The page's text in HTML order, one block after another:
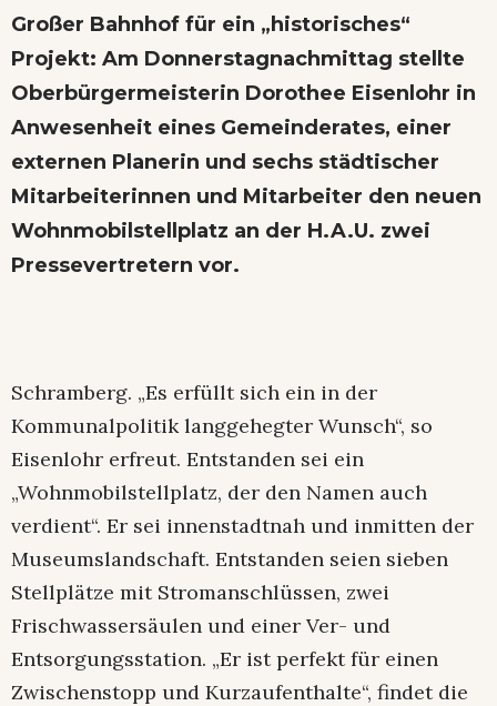
Großer Bahnhof für ein „historisches“
Projekt: Am Donnerstagnachmittag stellte
Oberbürgermeisterin Dorothee Eisenlohr in
Anwesenheit eines Gemeinderates, einer
externen Planerin und sechs städtischer
Mitarbeiterinnen und Mitarbeiter den neuen
Wohnmobilstellplatz an der H.A.U. zwei
Pressevertretern vor.
Schramberg. „Es erfüllt sich ein in der
Kommunalpolitik langgehegter Wunsch“, so
Eisenlohr erfreut. Entstanden sei ein
„Wohnmobilstellplatz, der den Namen auch
verdient“. Er sei innenstadtnah und inmitten der
Museumslandschaft. Entstanden seien sieben
Stellplätze mit Stromanschlüssen, zwei
Frischwassersäulen und einer Ver- und
Entsorgungsstation. „Er ist perfekt für einen
Zwischenstopp und Kurzaufenthalte“, findet die